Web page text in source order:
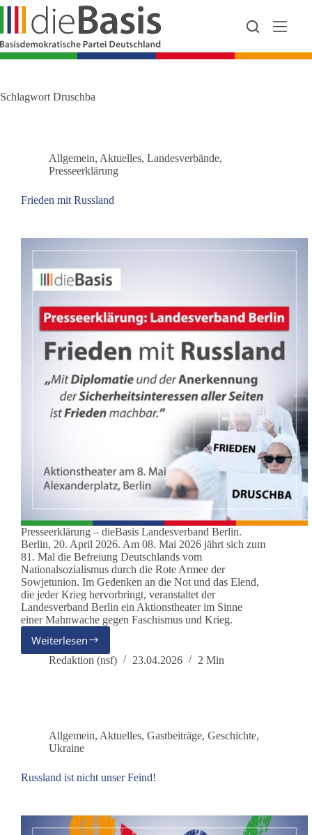
Zum
springen
Schlagwort Druschba
Allgemein, Aktuelles, Landesverbände,
Presseerklärung
Frieden mit Russland
Presseerklärung – dieBasis Landesverband Berlin.
Berlin, 20. April 2026. Am 08. Mai 2026 jährt sich zum
81. Mal die Befreiung Deutschlands vom
Nationalsozialismus durch die Rote Armee der
Sowjetunion. Im Gedenken an die Not und das Elend,
die jeder Krieg hervorbringt, veranstaltet der
Landesverband Berlin ein Aktionstheater im Sinne
einer Mahnwache gegen Faschismus und Krieg.
Weiterlesen
Frieden
mit
Redaktion (nsf) 23.04.2026 2 Min
Allgemein, Aktuelles, Gastbeiträge, Geschichte,
Ukraine
Russland ist nicht unser Feind!